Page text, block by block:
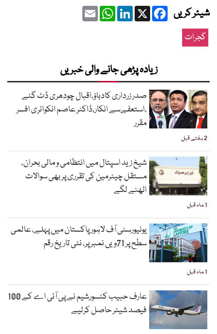
شیئر کریں Facebook
X
LinkedIn
WhatsApp
Email
گجرات
زیادہ پڑھی جانے والی خبریں
2 ہفتے قبل
صدر زرداری کادباؤ،اقبال چودھری ڈٹ گئے
،استعفےسے انکار،ڈاکٹر عاصم انکوائری افسر
مقرر
1 ماہ قبل
شیخ زید اسپتال میں انتظامی و مالی بحران،
مستقل چیئرمین کی تقرری پر بھی سوالات
اٹھنے لگے
1 ماہ قبل
یونیورسٹی آف لاہور پاکستان میں پہلے، عالمی
سطح پر 71ویں نمبر پر، نئی تاریخ رقم
عارف حبیب کنسورشیم نے پی آئی اے کے 100
فیصد شیئر حاصل کرلیے